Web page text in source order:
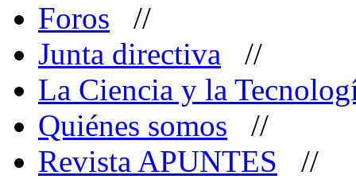
Foros //
Junta directiva //
La Ciencia y la
Quiénes somos //
Revista APUNTES //